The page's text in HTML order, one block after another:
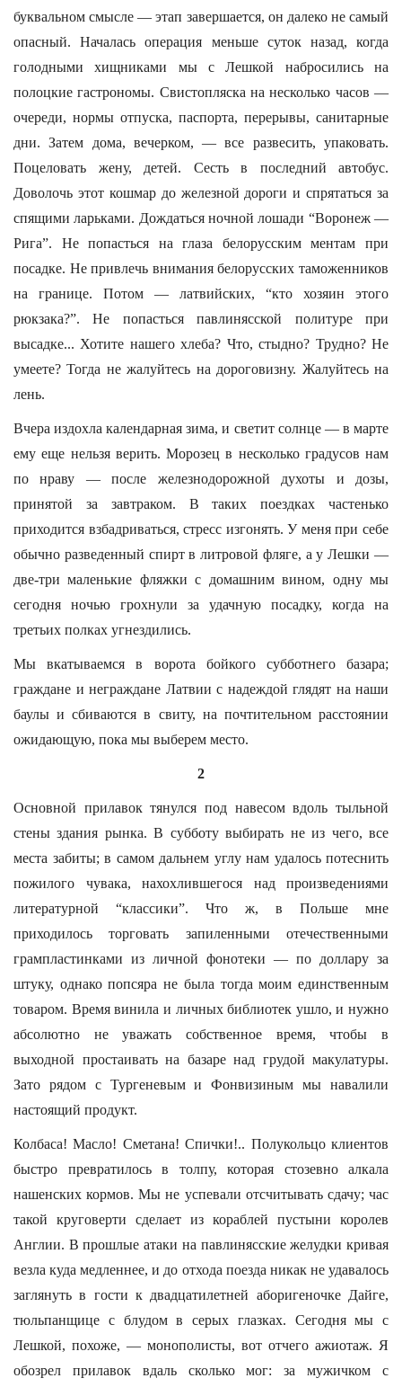
буквальном смысле — этап завершается, он далеко не самый
опасный. Началась операция меньше суток назад, когда
голодными хищниками мы с Лешкой набросились на
полоцкие гастрономы. Свистопляска на несколько часов —
очереди, нормы отпуска, паспорта, перерывы, санитарные
дни. Затем дома, вечерком, — все развесить, упаковать.
Поцеловать жену, детей. Сесть в последний автобус.
Доволочь этот кошмар до железной дороги и спрятаться за
спящими ларьками. Дождаться ночной лошади “Воронеж —
Рига”. Не попасться на глаза белорусским ментам при
посадке. Не привлечь внимания белорусских таможенников
на границе. Потом — латвийских, “кто хозяин этого
рюкзака?”. Не попасться павлинясской политуре при
высадке... Хотите нашего хлеба? Что, стыдно? Трудно? Не
умеете? Тогда не жалуйтесь на дороговизну. Жалуйтесь на
лень.
Вчера издохла календарная зима, и светит солнце — в марте
ему еще нельзя верить. Морозец в несколько градусов нам
по нраву — после железнодорожной духоты и дозы,
принятой за завтраком. В таких поездках частенько
приходится взбадриваться, стресс изгонять. У меня при себе
обычно разведенный спирт в литровой фляге, а у Лешки —
две-три маленькие фляжки с домашним вином, одну мы
сегодня ночью грохнули за удачную посадку, когда на
третьих полках угнездились.
Мы вкатываемся в ворота бойкого субботнего базара;
граждане и неграждане Латвии с надеждой глядят на наши
баулы и сбиваются в свиту, на почтительном расстоянии
ожидающую, пока мы выберем место.
2
Основной прилавок тянулся под навесом вдоль тыльной
стены здания рынка. В субботу выбирать не из чего, все
места забиты; в самом дальнем углу нам удалось потеснить
пожилого чувака, нахохлившегося над произведениями
литературной “классики”. Что ж, в Польше мне
приходилось торговать запиленными отечественными
грампластинками из личной фонотеки — по доллару за
штуку, однако попсяра не была тогда моим единственным
товаром. Время винила и личных библиотек ушло, и нужно
абсолютно не уважать собственное время, чтобы в
выходной простаивать на базаре над грудой макулатуры.
Зато рядом с Тургеневым и Фонвизиным мы навалили
настоящий продукт.
Колбаса! Масло! Сметана! Спички!.. Полукольцо клиентов
быстро превратилось в толпу, которая стозевно алкала
нашенских кормов. Мы не успевали отсчитывать сдачу; час
такой круговерти сделает из кораблей пустыни королев
Англии. В прошлые атаки на павлинясские желудки кривая
везла куда медленнее, и до отхода поезда никак не удавалось
заглянуть в гости к двадцатилетней аборигеночке Дайге,
тюльпанщице с блудом в серых глазках. Сегодня мы с
Лешкой, похоже, — монополисты, вот отчего ажиотаж. Я
обозрел прилавок вдаль сколько мог: за мужичком с